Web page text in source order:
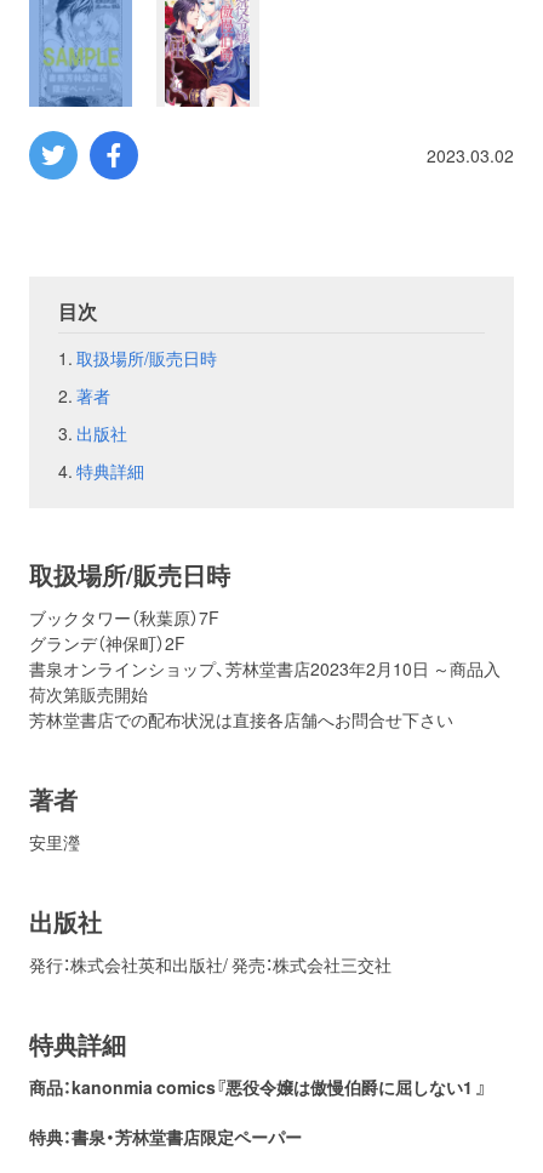
2023.03.02
目次
取扱場所/販売日時
著者
出版社
特典詳細
取扱場所/販売日時
ブックタワー（秋葉原）7F
グランデ（神保町）2F
書泉オンラインショップ、芳林堂書店2023年2月10日 ～商品入
荷次第販売開始
芳林堂書店での配布状況は直接各店舗へお問合せ下さい
著者
安里瀅
出版社
発行：株式会社英和出版社/ 発売：株式会社三交社
特典詳細
商品：kanonmia comics『悪役令嬢は傲慢伯爵に屈しない1 』
特典：書泉・芳林堂書店限定ペーパー
コンピューター
ミリタリー
フェア
会社概要